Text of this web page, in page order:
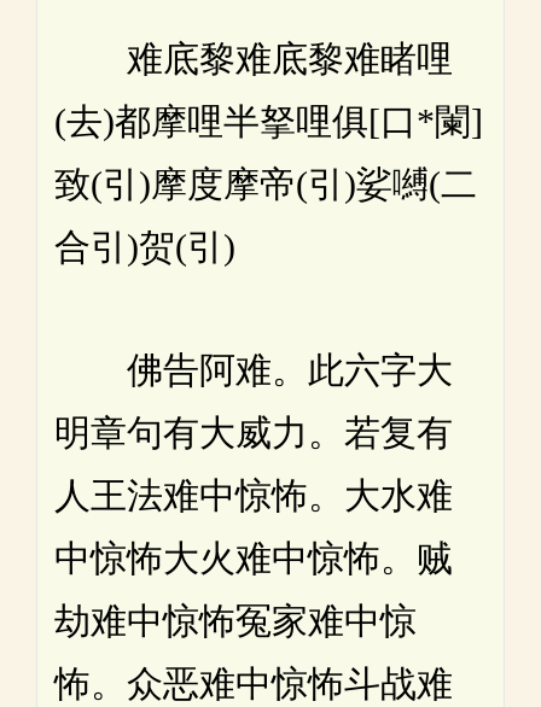
难底黎难底黎难睹哩
(去)都摩哩半拏哩俱[口*闌]
致(引)摩度摩帝(引)娑嚩(二
合引)贺(引)
佛告阿难。此六字大
明章句有大威力。若复有
人王法难中惊怖。大水难
中惊怖大火难中惊怖。贼
劫难中惊怖冤家难中惊
怖。众恶难中惊怖斗战难